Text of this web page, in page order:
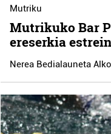
Mutriku
Mutrikuko Bar
ereserkia
Nerea Bedialauneta